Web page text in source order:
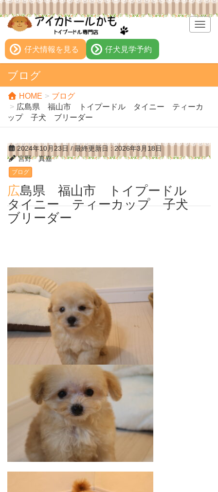
T
v
a
仔犬情報を見る 仔犬見学予約
ブログ
HOME
ブログ
広島県 福山市 トイプードル タイニー ティーカ
ップ 子犬 ブリーダー
2024年10月23日 / 最終更新日 :2026年3月18日
宮野 真嘉
ブログ
広島県 福山市 トイプードル
タイニー ティーカップ 子犬
ブリーダー